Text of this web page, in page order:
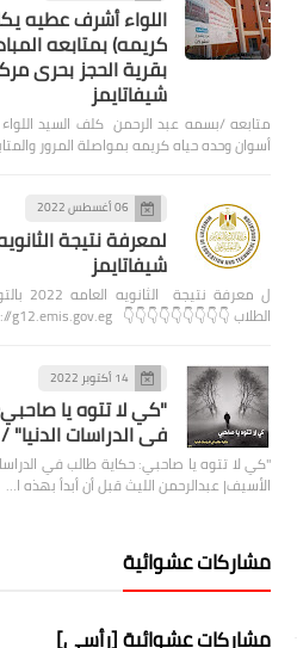
اللواء أشرف عطيه
كريمه) بمتابعه
بقرية الحجز بحرى
شيفاتايمز
متابعه /بسمه عبد الرحمن كلف السيد
أسوان وحده حياه كريمه بمواصلة المرور
06 أغسطس 2022
شيفاتايمز
ل معرفة
الطلاب 👇👇👇👇👇👇👇👇👇 https://g12.emis.gov.eg/ وال…
14 أكتوبر 2022
"كي لا تتوه يا
في الدراسات الدنيا"
"كي لا تتوه يا صاحبي: حكاية طالب في
الأسيف| عبدالرحمن الليث قبل أن أبدأ بهذه ا…
مشاركات عشوائية
مشاركات عشوائية [رأسي]